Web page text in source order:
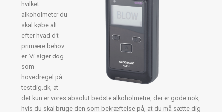
hvilket
alkoholmeter du
skal købe alt
efter hvad dit
primære behov
er. Vi siger dog
som
hovedregel på
testdig.dk, at
det kun er vores absolut bedste alkoholmetre, der er gode nok,
hvis du skal bruge den som bekræftelse på, at du må sætte dig